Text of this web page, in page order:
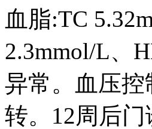
血脂:TC
2.3mmol/L、
异常。血压
转。12周后